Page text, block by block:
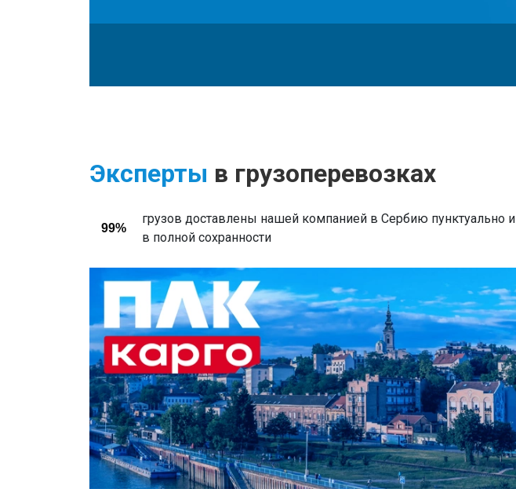
Эксперты в грузоперевозках
99%
грузов доставлены нашей компанией в Сербию пунктуально и
в полной сохранности